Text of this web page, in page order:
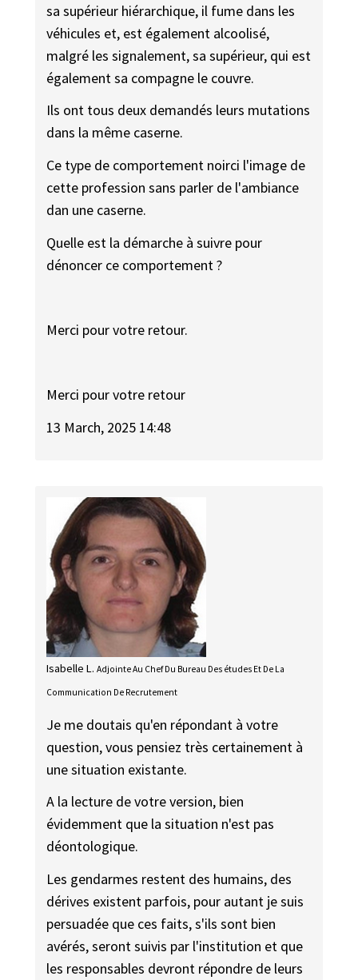
sa supérieur hiérarchique, il fume dans les
véhicules et, est également alcoolisé,
malgré les signalement, sa supérieur, qui est
également sa compagne le couvre.
Ils ont tous deux demandés leurs mutations
dans la même caserne.
Ce type de comportement noirci l'image de
cette profession sans parler de l'ambiance
dan une caserne.
Quelle est la démarche à suivre pour
dénoncer ce comportement ?
Merci pour votre retour.
Merci pour votre retour
13 March, 2025 14:48
Isabelle L. Adjointe Au Chef Du Bureau Des études Et De La
Communication De Recrutement
Je me doutais qu'en répondant à votre
question, vous pensiez très certainement à
une situation existante.
A la lecture de votre version, bien
évidemment que la situation n'est pas
déontologique.
Les gendarmes restent des humains, des
dérives existent parfois, pour autant je suis
persuadée que ces faits, s'ils sont bien
avérés, seront suivis par l'institution et que
les responsables devront répondre de leurs